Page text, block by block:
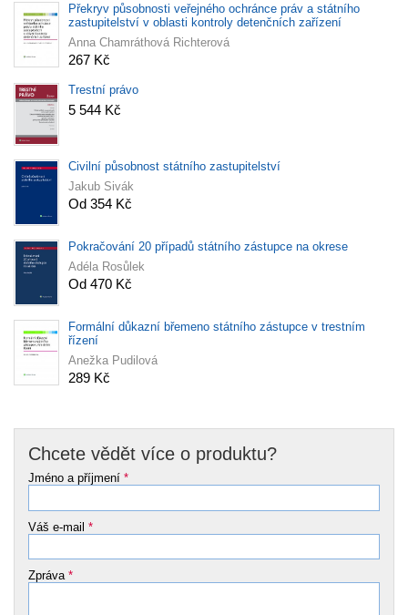
Překryv působnosti veřejného ochránce práv a státního
zastupitelství v oblasti kontroly detenčních zařízení
Anna Chamráthová Richterová
267 Kč
Trestní právo
5 544 Kč
Civilní působnost státního zastupitelství
Jakub Sivák
Od 354 Kč
Pokračování 20 případů státního zástupce na okrese
Adéla Rosůlek
Od 470 Kč
Formální důkazní břemeno státního zástupce v trestním
řízení
Anežka Pudilová
289 Kč
Chcete vědět více o produktu?
Jméno a příjmení *
Váš e-mail *
Zpráva *